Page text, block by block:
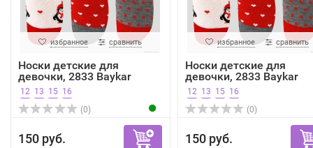
избранное сравнить
Носки детские для
девочки, 2833 Baykar
12 13 15 16
(0)
150 руб.
избранное сравнить
Носки детские для
девочки, 2833 Baykar
12 13 15 16
(0)
150 руб.